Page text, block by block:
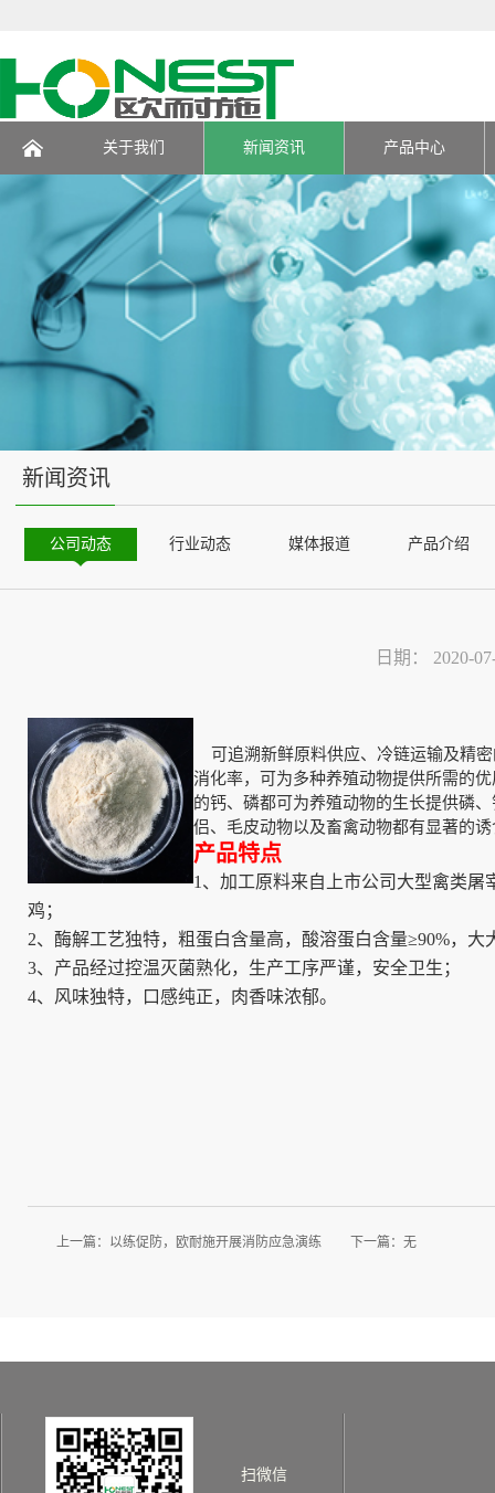
关于我们 新闻资讯 产品中心
新闻资讯
公司动态 行业动态 媒体报道 产品介绍
日期： 2020-
可追溯新鲜原料供应、冷链运输及精
消化率，可为多种养殖动物提供所需的
的钙、磷都可为养殖动物的生长提供磷
侣、毛皮动物以及畜禽动物都有显著的
产品特点
1、加工原料来自上市公司大型禽类屠
鸡；
2、酶解工艺独特，粗蛋白含量高，酸溶蛋白含量≥90%，
3、产品经过控温灭菌熟化，生产工序严谨，安全卫生；
4、风味独特，口感纯正，肉香味浓郁。
上一篇： 以练促防，欧耐施开展消防应急演练 下一篇：无
扫微信